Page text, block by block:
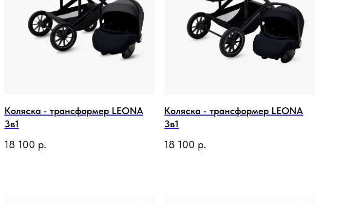
Коляска - трансформер LEONA
3в1
18 100 р.
Коляска - трансформер LEONA
3в1
18 100 р.